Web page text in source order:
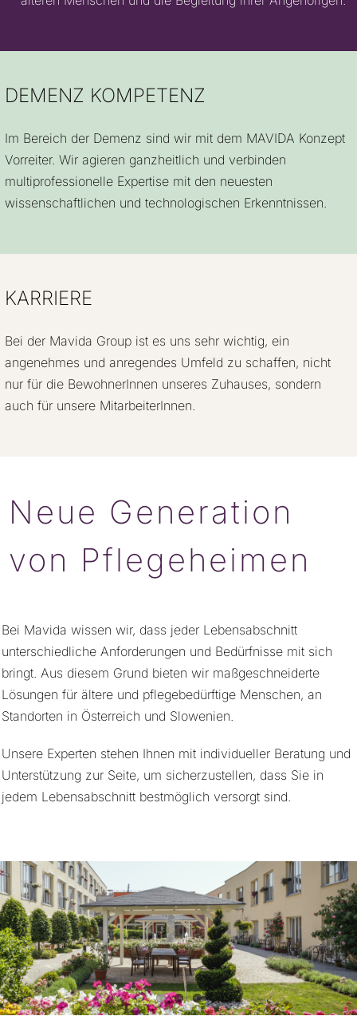
DEMENZ KOMPETENZ
Im Bereich der Demenz sind wir mit dem MAVIDA Konzept
Vorreiter. Wir agieren ganzheitlich und verbinden
multiprofessionelle Expertise mit den neuesten
wissenschaftlichen und technologischen Erkenntnissen.
KARRIERE
Bei der Mavida Group ist es uns sehr wichtig, ein
angenehmes und anregendes Umfeld zu schaffen, nicht
nur für die BewohnerInnen unseres Zuhauses, sondern
auch für unsere MitarbeiterInnen.
Neue Generation
von Pflegeheimen
Bei Mavida wissen wir, dass jeder Lebensabschnitt
unterschiedliche Anforderungen und Bedürfnisse mit sich
bringt. Aus diesem Grund bieten wir maßgeschneiderte
Lösungen für ältere und pflegebedürftige Menschen, an
Standorten in Österreich und Slowenien.
Unsere Experten stehen Ihnen mit individueller Beratung und
Unterstützung zur Seite, um sicherzustellen, dass Sie in
jedem Lebensabschnitt bestmöglich versorgt sind.